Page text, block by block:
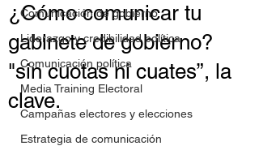
Comunicación de gobierno
Liderazgo y credibilidad política
Comunicación política
Media Training Electoral
Campañas electores y elecciones
Estrategia de comunicación
¿Cómo comunicar tu
gabinete de gobierno?
"sin cuotas ni cuates”, la
clave.